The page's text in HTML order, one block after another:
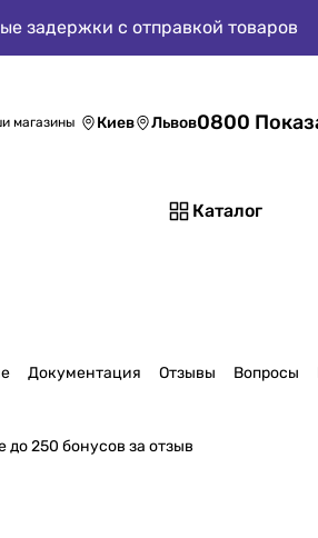
задержки с отправкой товаров
магазины Киев Львов0800
Каталог
Документация Отзывы Вопросы
до 250 бонусов за отзыв